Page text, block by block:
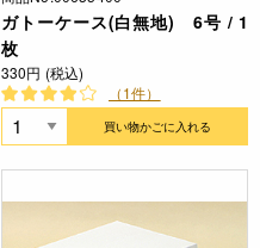
ガトーケース(白無地) 6号 / 1
枚
330円 (税込)
（1件）
買い物かごに入れる